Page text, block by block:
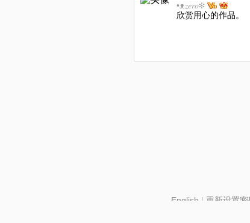
•ᴥ𝑧𝑒𝑟𝑜✻
欣赏用心的作品。
English | 重新设置密